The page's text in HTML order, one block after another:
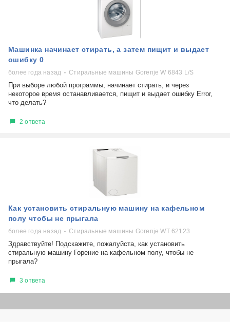
Машинка начинает стирать, а затем пищит и выдает
ошибку 0
более года назад Стиральные машины Gorenje W 6843 L/S
При выборе любой программы, начинает стирать, и через
некоторое время останавливается, пищит и выдает ошибку Error,
что делать?
2 ответа
Как установить стиральную машину на кафельном
полу чтобы не прыгала
более года назад Стиральные машины Gorenje WT 62123
Здравствуйте! Подскажите, пожалуйста, как установить
стиральную машину Горение на кафельном полу, чтобы не
прыгала?
3 ответа